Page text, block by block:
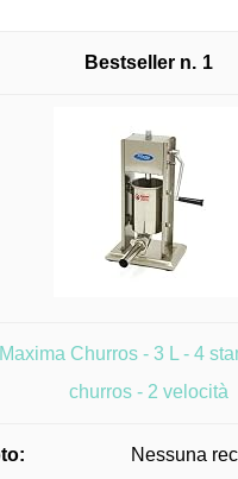
1
Maxima Churros - 3 L - 4
churros - 2 velocità
Nessuna